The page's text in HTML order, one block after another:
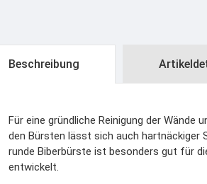
Beschreibung
Für eine gründliche Reinigung der
den Bürsten lässt sich auch hartnäckiger
runde Biberbürste ist besonders gut für
entwickelt.